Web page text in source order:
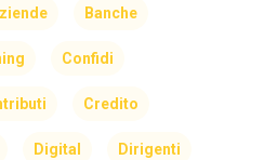
Banche
Confidi
Credito
Digital Dirigenti